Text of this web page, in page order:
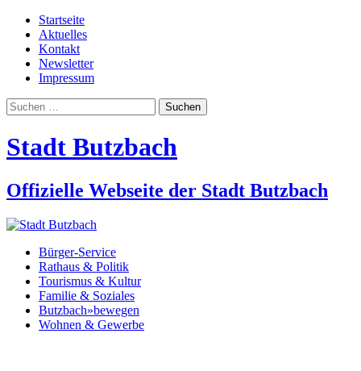
Startseite
Aktuelles
Kontakt
Newsletter
Impressum
Suchen
nach:
Stadt Butzbach
Offizielle Webseite der Stadt Butzbach
Bürger-Service
Rathaus & Politik
Tourismus & Kultur
Familie & Soziales
Butzbach»bewegen
Wohnen & Gewerbe